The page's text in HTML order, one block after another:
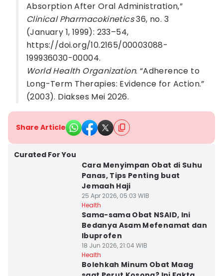
Absorption After Oral Administration,”
Clinical Pharmacokinetics36, no. 3
(January 1, 1999): 233–54,
https://doi.org/10.2165/00003088-
199936030-00004.
World Health Organization. “Adherence to
Long-Term Therapies: Evidence for Action.”
(2003). Diakses Mei 2026.
Share Article
Curated For You
Cara Menyimpan Obat di Suhu
Panas, Tips Penting buat
Jemaah Haji
25 Apr 2026, 05:03 WIB
Health
Sama-sama Obat NSAID, Ini
Bedanya Asam Mefenamat dan
Ibuprofen
18 Jun 2026, 21:04 WIB
Health
Bolehkah Minum Obat Maag